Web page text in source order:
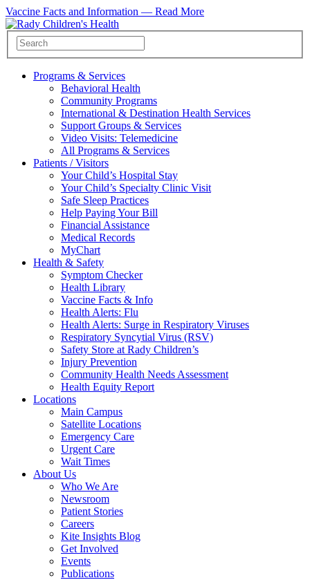
Vaccine Facts and Information — Read More
Programs & Services
Behavioral Health
Community Programs
International & Destination Health Services
Support Groups & Services
Video Visits: Telemedicine
All Programs & Services
Patients / Visitors
Your Child’s Hospital Stay
Your Child’s Specialty Clinic Visit
Safe Sleep Practices
Help Paying Your Bill
Financial Assistance
Medical Records
MyChart
Health & Safety
Symptom Checker
Health Library
Vaccine Facts & Info
Health Alerts: Flu
Health Alerts: Surge in Respiratory Viruses
Respiratory Syncytial Virus (RSV)
Safety Store at Rady Children’s
Injury Prevention
Community Health Needs Assessment
Health Equity Report
Locations
Main Campus
Satellite Locations
Emergency Care
Urgent Care
Wait Times
About Us
Who We Are
Newsroom
Patient Stories
Careers
Kite Insights Blog
Get Involved
Events
Publications